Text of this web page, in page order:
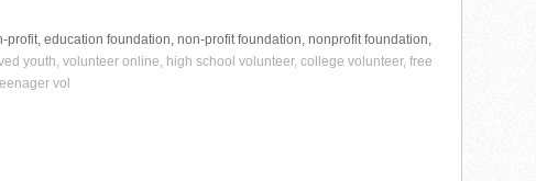
education foundation, non-profit foundation, nonprofit foundation,
youth, volunteer online, high school volunteer, college volunteer, free
vol